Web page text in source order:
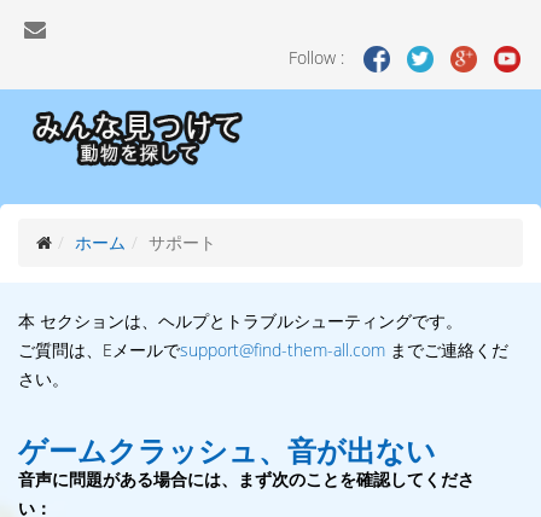
Follow :
ホーム サポート
本 セクションは、ヘルプとトラブルシューティングです。
ご質問は、Eメールでsupport@find-them-all.com までご連絡くだ
さい。
ゲームクラッシュ、音が出ない
音声に問題がある場合には、まず次のことを確認してくださ
い：